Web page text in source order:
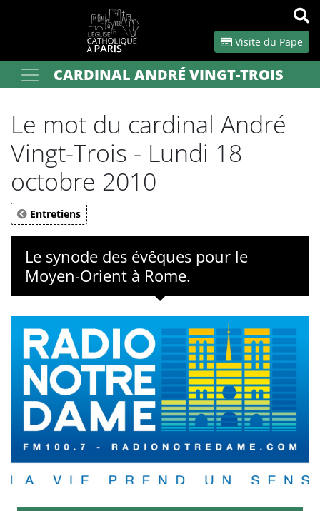
Visite du Pape
Votre recherche OK
CARDINAL ANDRÉ VINGT-TROIS
Le mot du cardinal André
Vingt-Trois - Lundi 18
octobre 2010
Entretiens
Le synode des évêques pour le
Moyen-Orient à Rome.
Panneau de gestion des cookies